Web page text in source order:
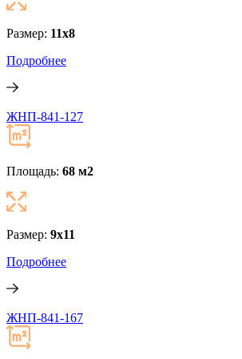
Размер: 11х8
Подробнее
ЖНП-841-127
Площадь: 68 м2
Размер: 9х11
Подробнее
ЖНП-841-167